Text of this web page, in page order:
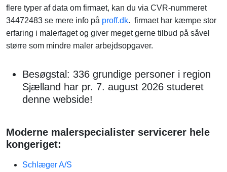
flere typer af data om firmaet, kan du via CVR-nummeret
34472483 se mere info på proff.dk. firmaet har kæmpe stor
erfaring i malerfaget og giver meget gerne tilbud på såvel
større som mindre maler arbejdsopgaver.
Besøgstal: 336 grundige personer i region
Sjælland har pr. 7. august 2026 studeret
denne webside!
Moderne malerspecialister servicerer hele
kongeriget:
Schlæger A/S